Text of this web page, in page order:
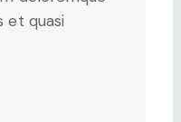
et quasi